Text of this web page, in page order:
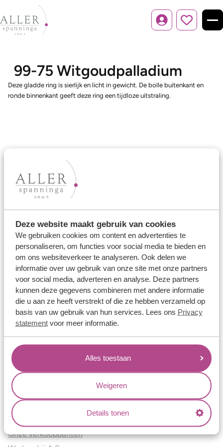
Deze website maakt gebruik van cookies
We gebruiken cookies om content en advertenties te
personaliseren, om functies voor social media te bieden en
om ons websiteverkeer te analyseren. Ook delen we
informatie over uw gebruik van onze site met onze partners
voor social media, adverteren en analyse. Deze partners
kunnen deze gegevens combineren met andere informatie
die u aan ze heeft verstrekt of die ze hebben verzameld op
basis van uw gebruik van hun services. Lees ons Privacy
statementvoor meer informatie.
Alles toestaan
Weigeren
Details tonen
Inloggen
99-75 Witgoudpalladium
Deze gladde ring is sierlijk en licht in gewicht. De bolle buitenkant en
ronde binnenkant geeft deze ring een tijdloze uitstraling.
Ons aanbod
Trouwringen
Memoireringen
Verlovingsringen
Vriendschapsringen
Over ons
Aller Spanninga
Historie
Certificaten
Blogs
Jouw voordelen
Conflictvrije Materialen
Oneindig veel mogelijkheden
Kwaliteit
Juweliers & Contact
Onze verkooppunten